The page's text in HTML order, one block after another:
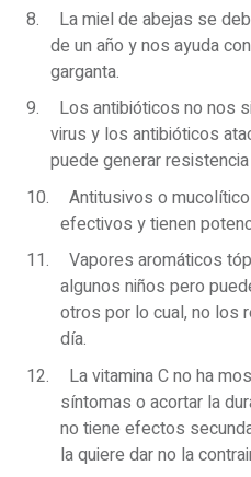
La miel de abejas se
de un año y nos ayuda
garganta.
Los antibióticos no nos
virus y los antibióticos
puede generar
Antitusivos o
efectivos y tienen
Vapores aromáticos
algunos niños pero
otros por lo cual, no los
día.
La vitamina C no ha
síntomas o acortar la
no tiene efectos
la quiere dar no la